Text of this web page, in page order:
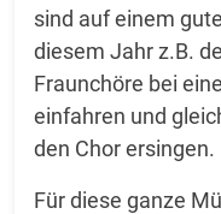
sind auf einem
diesem Jahr z.B.
Fraunchöre bei
einfahren und
den Chor ersingen.
Für diese ganze